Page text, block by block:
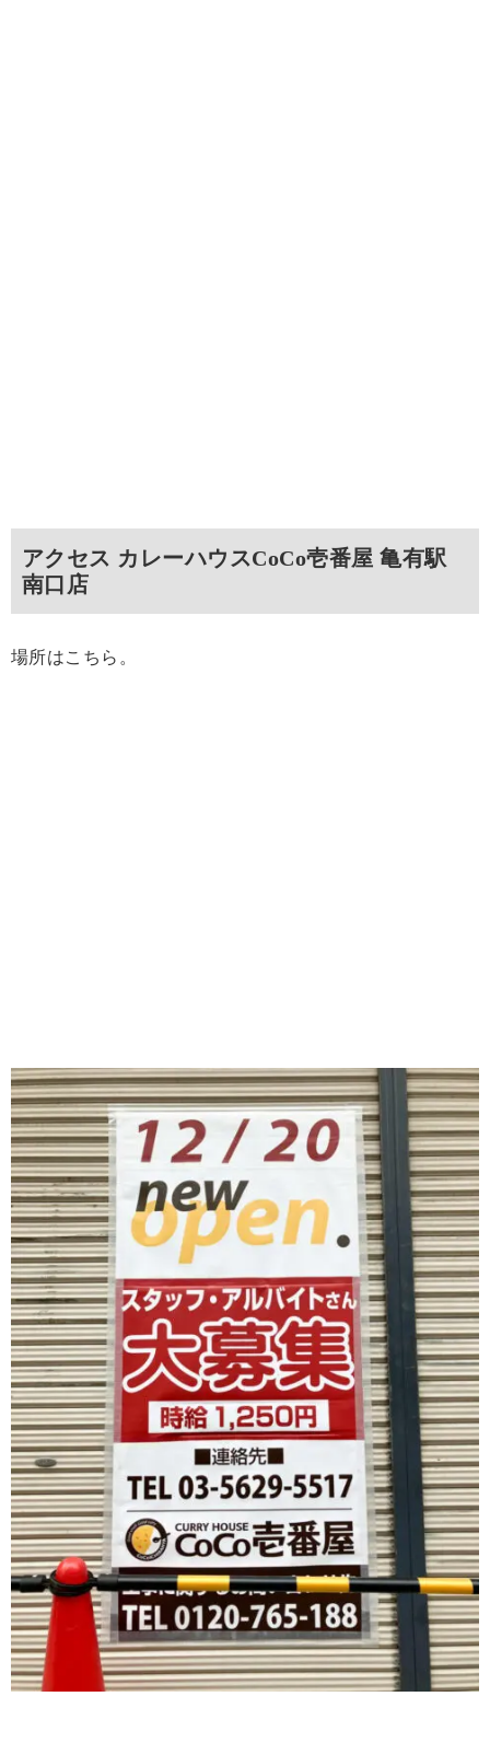
アクセス カレーハウスCoCo壱番屋 亀有駅
南口店
場所はこちら。